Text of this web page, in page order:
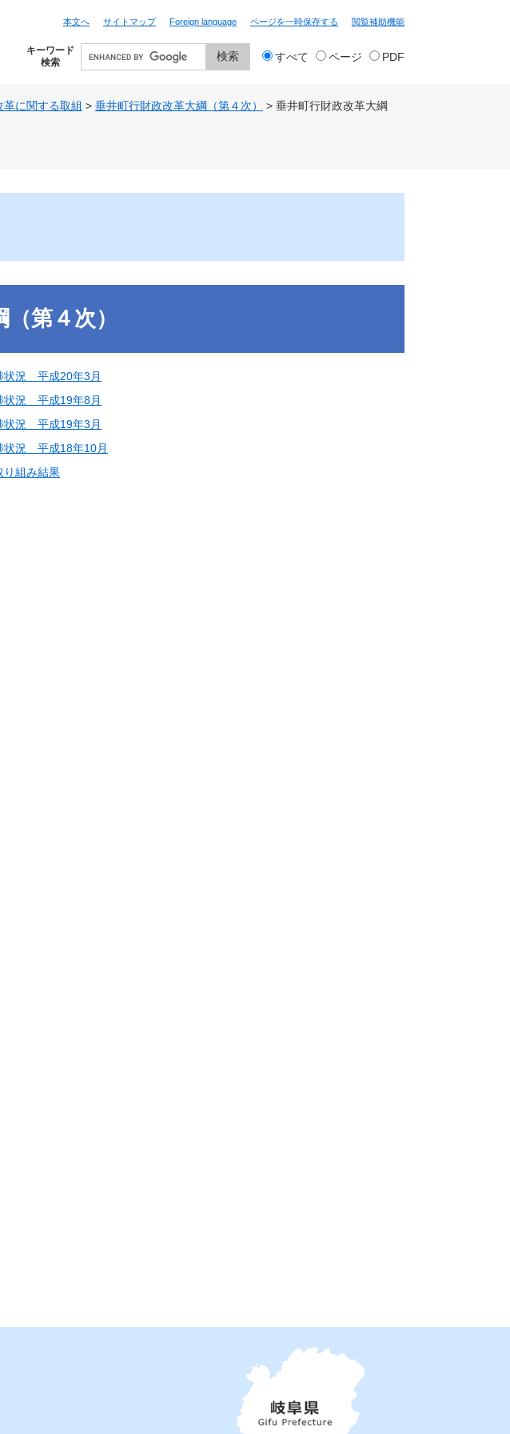
本文へ サイトマップ Foreign language ページを一時保存する 閲覧補助機能
キーワード
検索
検
象
すべて ページ PDF
革に関する取組 > 垂井町行財政改革大綱（第４次） > 垂井町行財政改革大綱
第４次）
状況 平成20年3月
状況 平成19年8月
状況 平成19年3月
状況 平成18年10月
り組み結果